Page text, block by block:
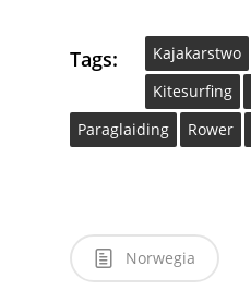
Tags: Kajakarstwo
Kitesurfing
Paraglaiding
Rower
Norwegia